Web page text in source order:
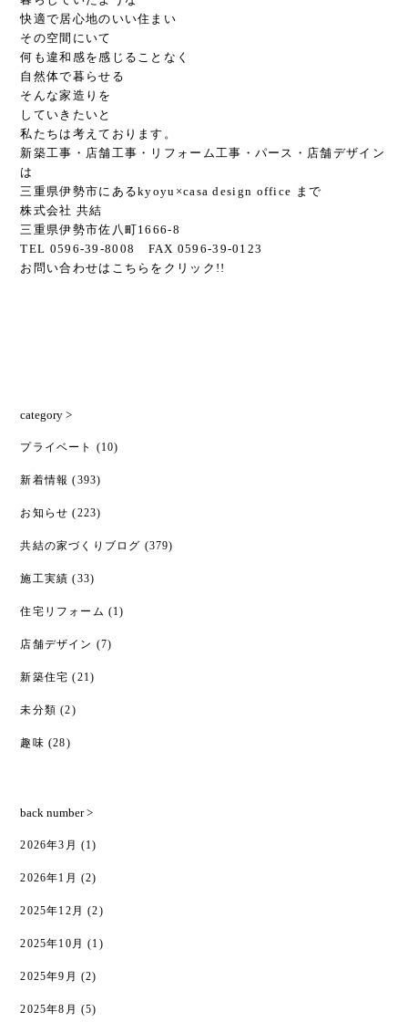
快適で居心地のいい住まい
その空間にいて
何も違和感を感じることなく
自然体で暮らせる
そんな家造りを
していきたいと
私たちは考えております。
新築工事・店舗工事・リフォーム工事・パース・店舗デザイン
は
三重県伊勢市にあるkyoyu×casa design office まで
株式会社 共結
三重県伊勢市佐八町1666-8
TEL 0596-39-8008 FAX 0596-39-0123
お問い合わせは こちら をクリック!!
category >
プライベート (10)
新着情報 (393)
お知らせ (223)
共結の家づくりブログ (379)
施工実績 (33)
住宅リフォーム (1)
店舗デザイン (7)
新築住宅 (21)
未分類 (2)
趣味 (28)
back number >
2026年3月 (1)
2026年1月 (2)
2025年12月 (2)
2025年10月 (1)
2025年9月 (2)
2025年8月 (5)